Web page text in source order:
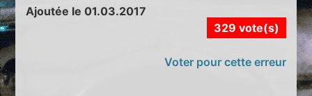
Ajoutée le 01.03.2017
329 vote(s)
Voter pour cette erreur